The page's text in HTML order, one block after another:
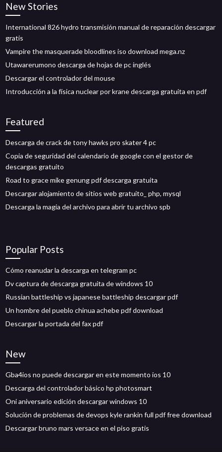
New Stories
International 826 hydro transmisión manual de reparación descargar
gratis
Vampire the masquerade bloodlines iso download mega.nz
Utawarerumono descarga de hojas de pc inglés
Descargar el controlador del mouse
Introducción a la física nuclear por krane descarga gratuita en pdf
Featured
Descarga de crack de tony hawks pro skater 4 pc
Copia de seguridad del calendario de google con el gestor de
descargas gratuito
Road to grace mike genung pdf descarga gratuita
Descargar alojamiento de sitios web gratuito_ php, mysql
Descarga la magia del archivo para abrir tu archivo spb
Popular Posts
Cómo reanudar la descarga en telegram pc
Dv captura de descarga gratuita de windows 10
Russian battleship vs japanese battleship descargar pdf
Un hombre del pueblo chinua achebe pdf download
Descargar la portada del fax pdf
New
Gba4ios no puede descargar en este momento ios 10
Descarga del controlador básico hp photosmart
Oni aniversario edición descargar windows 10
Solución de problemas de devops kyle rankin full pdf free download
Descargar bruno mars versace en el piso gratis